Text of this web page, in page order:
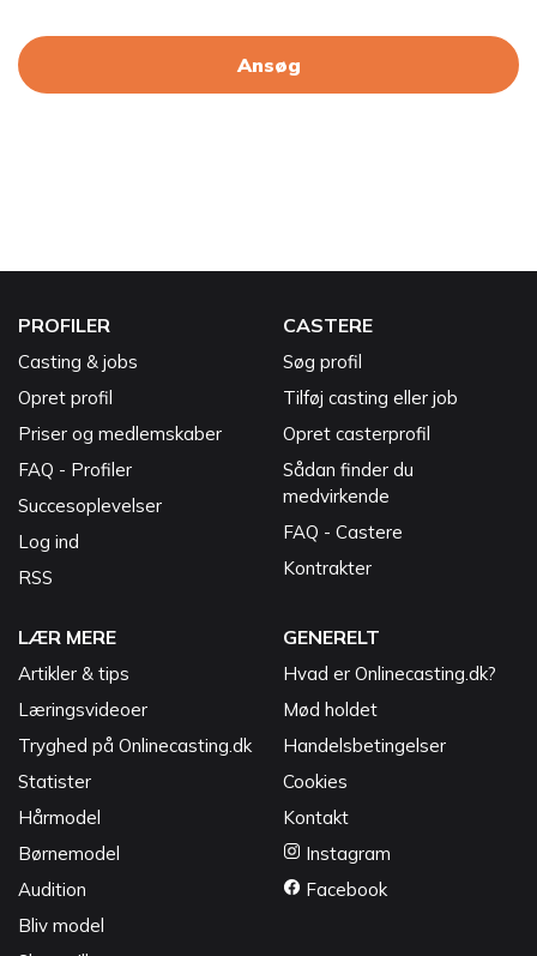
Ansøg
PROFILER
Casting & jobs
Opret profil
Priser og medlemskaber
FAQ - Profiler
Succesoplevelser
Log ind
RSS
CASTERE
Søg profil
Tilføj casting eller job
Opret casterprofil
Sådan finder du
medvirkende
FAQ - Castere
Kontrakter
LÆR MERE
Artikler & tips
Læringsvideoer
Tryghed på Onlinecasting.dk
Statister
Hårmodel
Børnemodel
Audition
Bliv model
GENERELT
Hvad er Onlinecasting.dk?
Mød holdet
Handelsbetingelser
Cookies
Kontakt
Instagram
Facebook